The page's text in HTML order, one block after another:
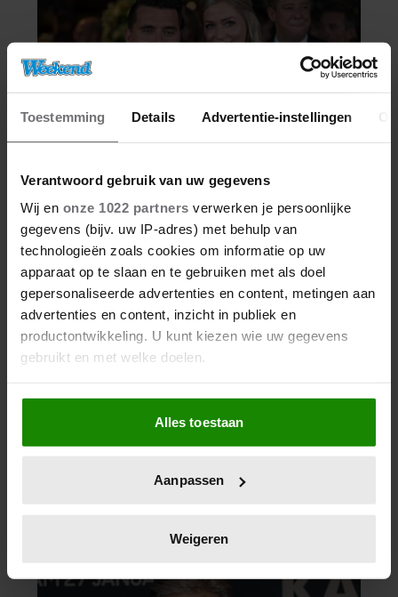
Toestemming Details Advertentie-instellingen
Verantwoord gebruik van uw gegevens
Wij en onze 1022 partners verwerken je persoonlijke
gegevens (bijv. uw IP-adres) met behulp van
technologieën zoals cookies om informatie op uw
apparaat op te slaan en te gebruiken met als doel
gepersonaliseerde advertenties en content, metingen aan
advertenties en content, inzicht in publiek en
productontwikkeling. U kunt kiezen wie uw gegevens
gebruikt en met welke doelen.
Als u het toestaat, willen we ook graag:
Informatie verzamelen over uw geografische
locatie, die tot een paar meter nauwkeurig kan zijn
scannen op specifieke eigenschappen (fingerprinting)
verwerkt en stel uw voorkeuren in het
intrekken in de Cookieverklaring.
Alles toestaan
Aanpassen
Weigeren